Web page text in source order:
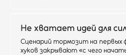
Не хватает идей для
Сценарий тормозит на первых
хуков закрывают «с чего